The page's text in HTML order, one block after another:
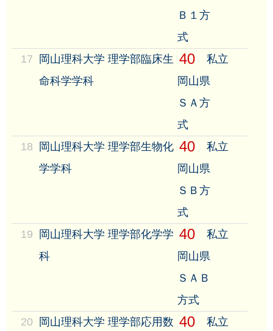
Ｂ１方
式
17
岡山理科大学 理学部臨床生
命科学学科
40
私立
岡山県
ＳＡ方
式
18
岡山理科大学 理学部生物化
学学科
40
私立
岡山県
ＳＢ方
式
19
岡山理科大学 理学部化学学
科
40
私立
岡山県
ＳＡＢ
方式
20
岡山理科大学 理学部応用数 40
私立